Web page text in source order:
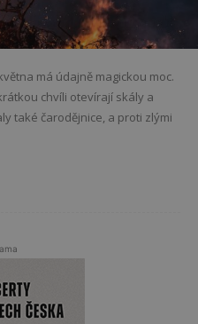
má údajně magickou moc.
chvíli otevírají skály a
také čarodějnice, a proti zlými